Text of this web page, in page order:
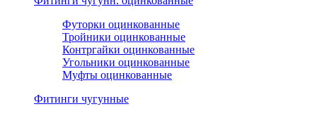
Футорки оцинкованные
Тройники оцинкованные
Контргайки оцинкованные
Угольники оцинкованные
Муфты оцинкованные
Фитинги чугунные